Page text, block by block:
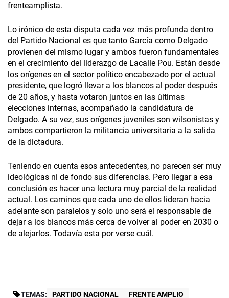
frenteamplista.
Lo irónico de esta disputa cada vez más profunda dentro
del Partido Nacional es que tanto García como Delgado
provienen del mismo lugar y ambos fueron fundamentales
en el crecimiento del liderazgo de Lacalle Pou. Están desde
los orígenes en el sector político encabezado por el actual
presidente, que logró llevar a los blancos al poder después
de 20 años, y hasta votaron juntos en las últimas
elecciones internas, acompañado la candidatura de
Delgado. A su vez, sus orígenes juveniles son wilsonistas y
ambos compartieron la militancia universitaria a la salida
de la dictadura.
Teniendo en cuenta esos antecedentes, no parecen ser muy
ideológicas ni de fondo sus diferencias. Pero llegar a esa
conclusión es hacer una lectura muy parcial de la realidad
actual. Los caminos que cada uno de ellos lideran hacia
adelante son paralelos y solo uno será el responsable de
dejar a los blancos más cerca de volver al poder en 2030 o
de alejarlos. Todavía esta por verse cuál.
TEMAS: PARTIDO NACIONAL
FRENTE AMPLIO